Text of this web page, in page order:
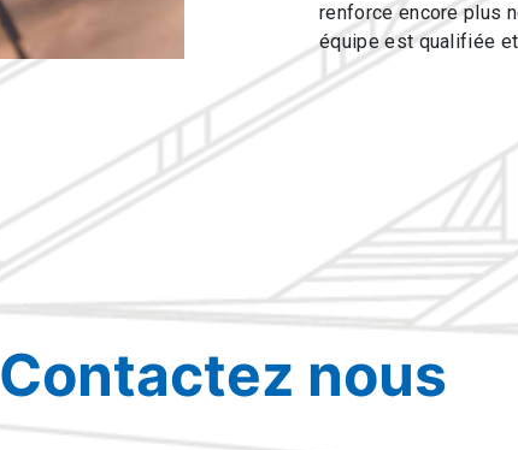
renforce encore plus
équipe est qualifiée
Contactez nous